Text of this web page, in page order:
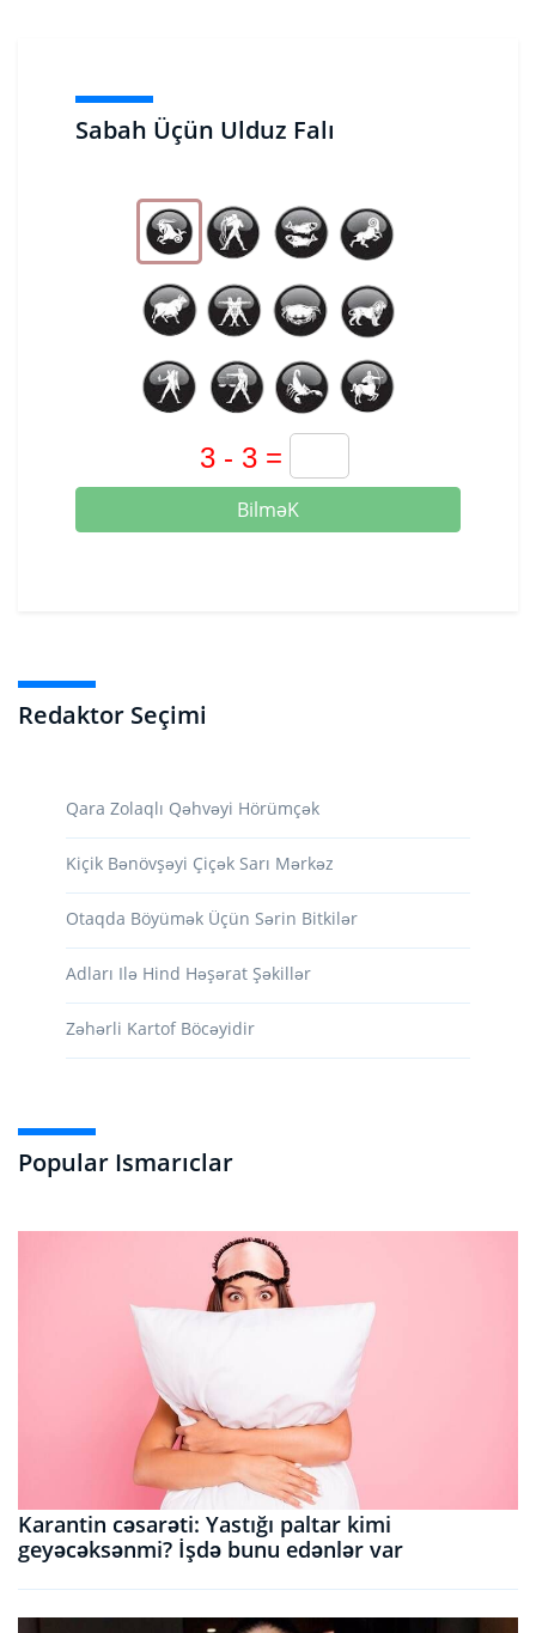
Sabah Üçün Ulduz Falı
BilməK
Redaktor Seçimi
Qara Zolaqlı Qəhvəyi Hörümçək
Kiçik Bənövşəyi Çiçək Sarı Mərkəz
Otaqda Böyümək Üçün Sərin Bitkilər
Adları Ilə Hind Həşərat Şəkillər
Zəhərli Kartof Böcəyidir
Popular Ismarıclar
Karantin cəsarəti: Yastığı paltar kimi
geyəcəksənmi? İşdə bunu edənlər var